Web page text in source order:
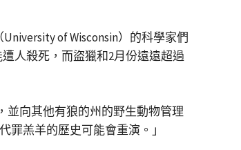
of Wisconsin）的科學家們
人殺死，而盜獵和2月份遠遠超過
並向其他有狼的州的野生動物管理
羔羊的歷史可能會重演。」